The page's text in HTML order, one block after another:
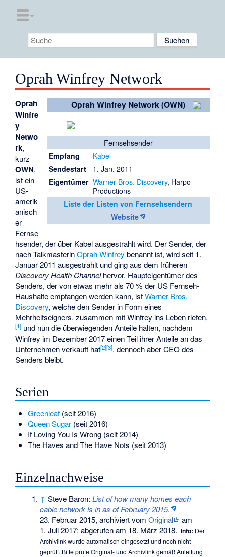
Oprah Winfrey Network
Oprah Winfrey Network (OWN)
Fernsehsender
Empfang
Kabel
Sendestart
1. Jan. 2011
Eigentümer Warner Bros. Discovery, Harpo
Productions
Liste der Listen von Fernsehsendern
Website
Oprah
Winfre
y
Netwo
rk,
kurz
OWN,
ist ein
US-
amerik
anisch
er
Fernse
hsender, der über Kabel ausgestrahlt wird. Der Sender, der
nach TalkmasterinOprah Winfrey benannt ist, wird seit 1.
Januar 2011 ausgestrahlt und ging aus dem früheren
Discovery Health Channelhervor. Haupteigentümer des
Senders, der von etwas mehr als 70 % der US Fernseh-
Haushalte empfangen werden kann, istWarner Bros.
Discovery, welche den Sender in Form eines
Mehrheitseigners, zusammen mit Winfrey ins Leben riefen,
[1] und nun die überwiegenden Anteile halten, nachdem
Winfrey im Dezember 2017 einen Teil ihrer Anteile an das
Unternehmen verkauft hat[2][3], dennoch aber CEO des
Senders bleibt.
Serien
Greenleaf(seit 2016)
Queen Sugar(seit 2016)
If Loving You Is Wrong(seit 2014)
The Haves and The Have Nots (seit 2013)
Einzelnachweise
↑ Steve Baron:List of how many homes each
cable network is in as of February 2015.
23. Februar 2015, archiviert vomOriginal
am
1. Juli 2017; abgerufen am 18. März 2018. Info: Der
Archivlink wurde automatisch eingesetzt und noch nicht
geprüft. Bitte prüfe Original- und Archivlink gemäßAnleitung